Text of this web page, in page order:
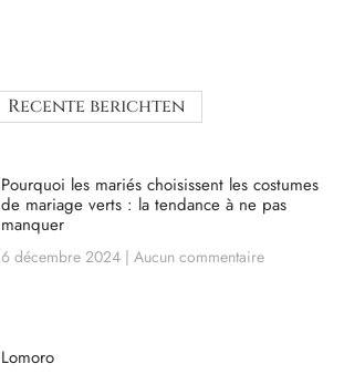
Recente berichten
Pourquoi les mariés choisissent les costumes
de mariage verts : la tendance à ne pas
manquer
6 décembre 2024 Aucun commentaire
Lomoro